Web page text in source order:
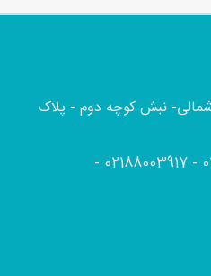
شمالی- نبش کوچه دوم - پلاک
-
02188003917
-